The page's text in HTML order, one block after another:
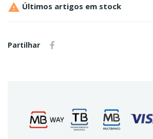
 Últimos artigos em stock
Partilhar